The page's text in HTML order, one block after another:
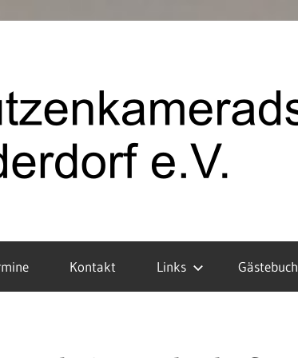
Kontakt Links Gästebuch